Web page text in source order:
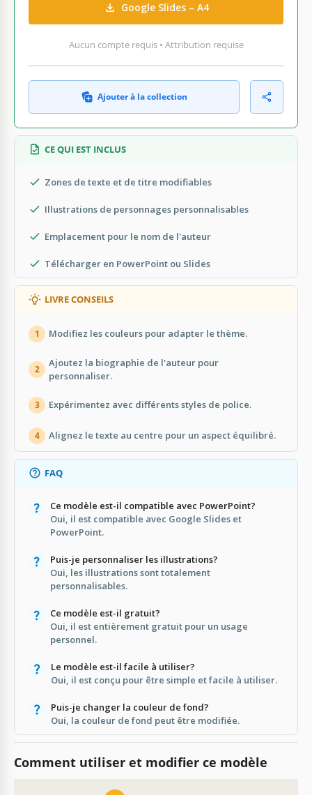
Google Slides – A4
Aucun compte requis • Attribution requise
Ajouter à la collection
CE QUI EST INCLUS
Zones de texte et de titre modifiables
Illustrations de personnages personnalisables
Emplacement pour le nom de l'auteur
Télécharger en PowerPoint ou Slides
LIVRE CONSEILS
1 Modifiez les couleurs pour adapter le thème.
2
Ajoutez la biographie de l'auteur pour
personnaliser.
3 Expérimentez avec différents styles de police.
4 Alignez le texte au centre pour un aspect équilibré.
FAQ
Ce modèle est-il compatible avec PowerPoint?
Oui, il est compatible avec Google Slides et
PowerPoint.
Puis-je personnaliser les illustrations?
Oui, les illustrations sont totalement
personnalisables.
Ce modèle est-il gratuit?
Oui, il est entièrement gratuit pour un usage
personnel.
Le modèle est-il facile à utiliser?
Oui, il est conçu pour être simple et facile à utiliser.
Puis-je changer la couleur de fond?
Oui, la couleur de fond peut être modifiée.
Comment utiliser et modifier ce modèle